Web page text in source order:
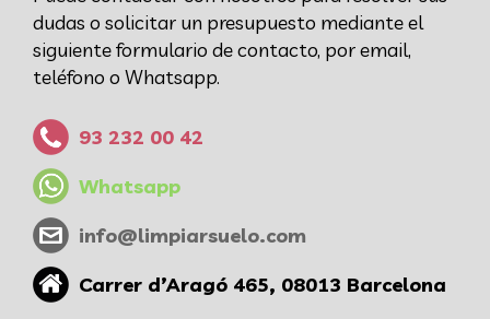
dudas o solicitar un presupuesto mediante el
siguiente formulario de contacto, por email,
teléfono o Whatsapp.
93 232 00 42
Whatsapp
info@limpiarsuelo.com
Carrer d’Aragó 465, 08013 Barcelona